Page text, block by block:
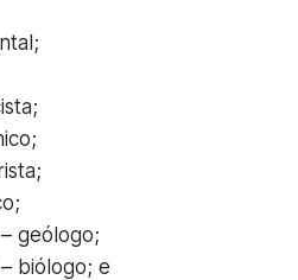
geólogo;
biólogo; e